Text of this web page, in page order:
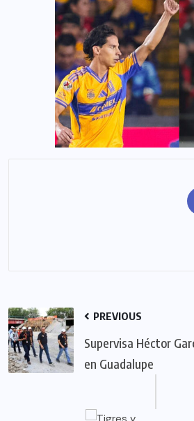
PREVIOUS
Supervisa Héctor
en Guadalupe